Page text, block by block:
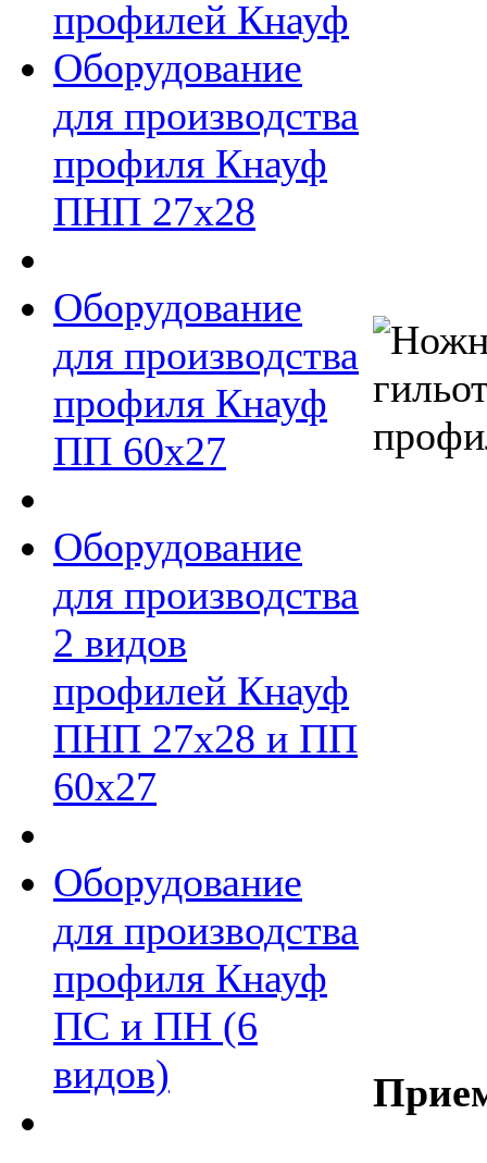
профилей Кнауф
Оборудование
для производства
профиля Кнауф
ПНП 27х28
Оборудование
для производства
профиля Кнауф
ПП 60х27
Оборудование
для производства
2 видов
профилей Кнауф
ПНП 27х28 и ПП
60х27
Оборудование
для производства
профиля Кнауф
ПС и ПН (6
видов)